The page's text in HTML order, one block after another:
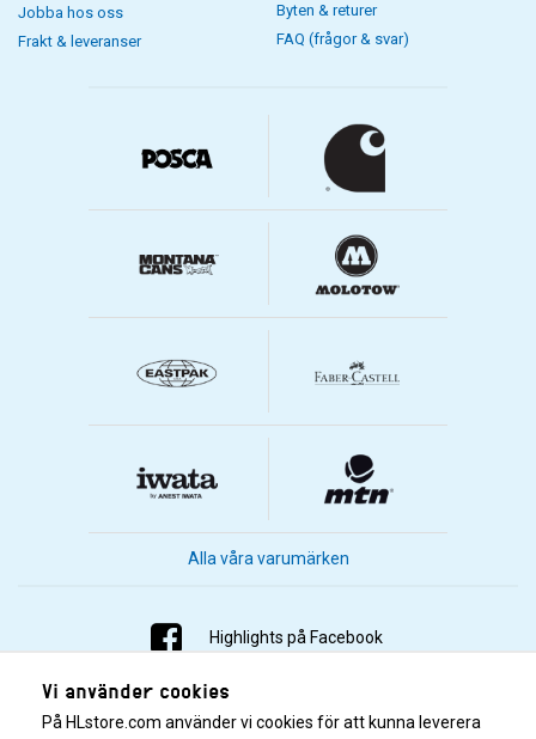
Jobba hos oss
Frakt & leveranser
Byten & returer
FAQ (frågor & svar)
Alla våra varumärken
Highlights på Facebook
Highlights på Instagram
Vi använder cookies
På HLstore.com använder vi cookies för att kunna leverera